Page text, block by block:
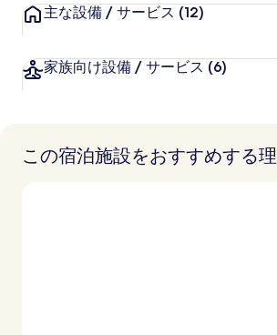
主な設備 / サービス (12)
家族向け設備 / サービス (6)
この宿泊施設をおすすめする